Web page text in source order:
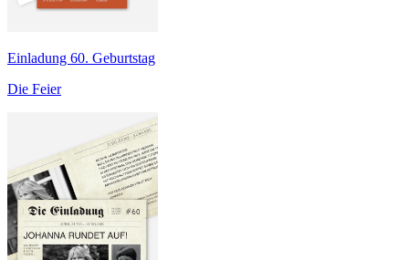
Einladung 60. Geburtstag
Die Feier